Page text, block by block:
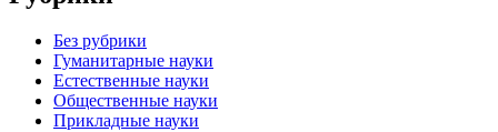
Без рубрики
Гуманитарные науки
Естественные науки
Общественные науки
Прикладные науки